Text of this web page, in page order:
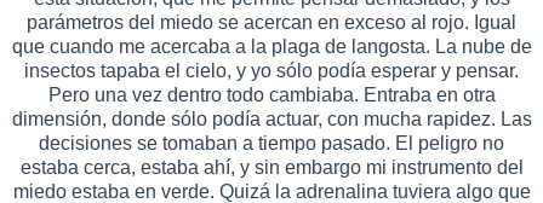
parámetros del miedo se acercan en exceso al rojo. Igual
que cuando me acercaba a la plaga de langosta. La nube de
insectos tapaba el cielo, y yo sólo podía esperar y pensar.
Pero una vez dentro todo cambiaba. Entraba en otra
dimensión, donde sólo podía actuar, con mucha rapidez. Las
decisiones se tomaban a tiempo pasado. El peligro no
estaba cerca, estaba ahí, y sin embargo mi instrumento del
miedo estaba en verde. Quizá la adrenalina tuviera algo que